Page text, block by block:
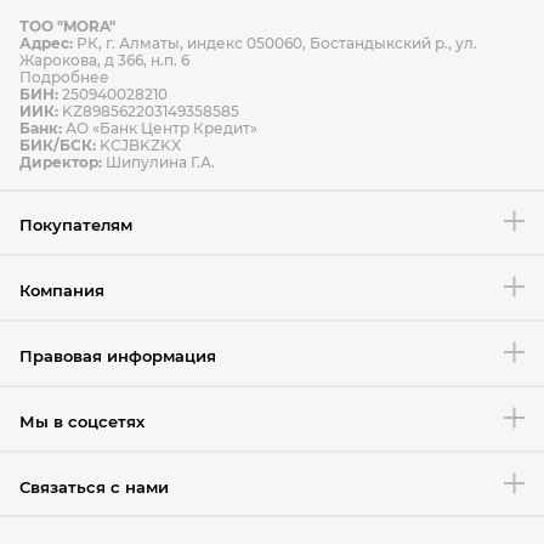
Способы оплаты Способы доставки
Условия возврата товара
ТОО "MORA"
Адрес: РК, г. Алматы, индекс 050060, Бостандыкский р., ул.
Жарокова, д 366, н.п. 6
Подробнее
БИН: 250940028210
ИИК: KZ898562203149358585
Банк: АО «Банк Центр Кредит»
БИК/БСК: KCJBKZKX
Директор: Шипулина Г.А.
Покупателям
Компания
Правовая информация
Мы в соцсетях
Связаться с нами